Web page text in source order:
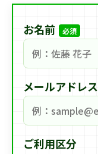
お名前 必須
メールアドレス
ご利用区分